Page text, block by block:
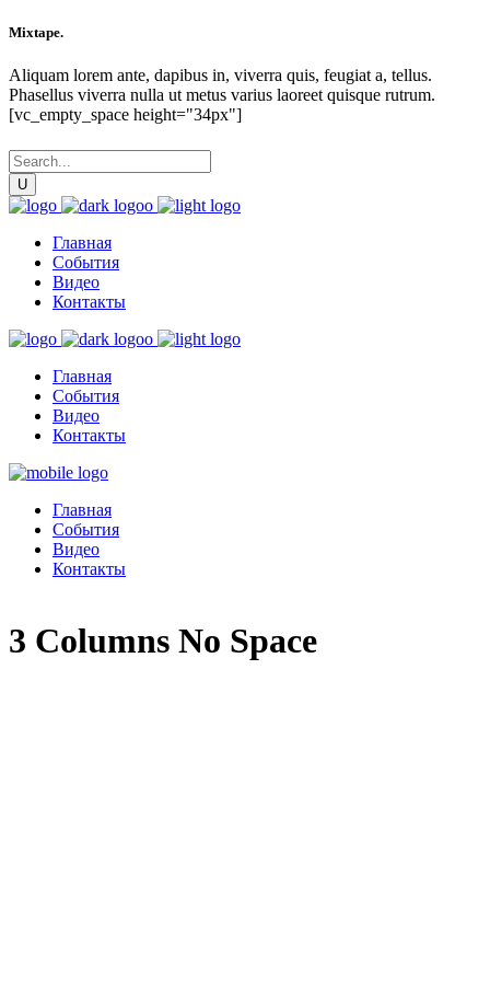
Mixtape.
Aliquam lorem ante, dapibus in, viverra quis, feugiat a, tellus.
Phasellus viverra nulla ut metus varius laoreet quisque rutrum.
[vc_empty_space height="34px"]
Главная
События
Видео
Контакты
Главная
События
Видео
Контакты
Главная
События
Видео
Контакты
3 Columns No Space